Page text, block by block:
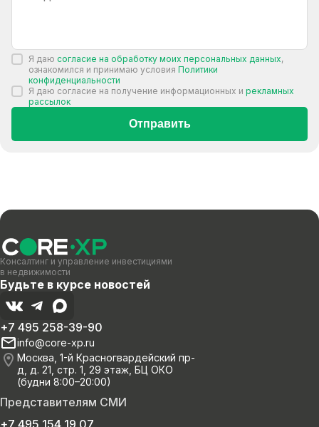
Я даю согласие на обработку моих персональных данных,
ознакомился и принимаю условия Политики
конфиденциальности
Я даю согласие на получение информационных и рекламных
рассылок
Отправить
Консалтинг и управление инвестициями
в недвижимости
Будьте в курсе новостей
Представителям СМИ
+7 495 154 19 07
+7 495 258-39-90
info@core-xp.ru
Москва, 1-й Красногвардейский пр-
д, д. 21, стр. 1, 29 этаж, БЦ ОКО
(будни 8:00–20:00)